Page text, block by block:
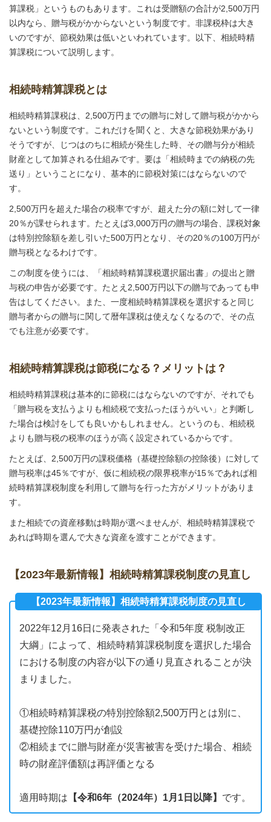
算課税」というものもあります。これは受贈額の合計が2,500万円
以内なら、贈与税がかからないという制度です。非課税枠は大き
いのですが、節税効果は低いといわれています。以下、相続時精
算課税について説明します。
相続時精算課税とは
相続時精算課税は、2,500万円までの贈与に対して贈与税がかから
ないという制度です。これだけを聞くと、大きな節税効果があり
そうですが、じつはのちに相続が発生した時、その贈与分が相続
財産として加算される仕組みです。要は「相続時までの納税の先
送り」ということになり、基本的に節税対策にはならないので
す。
2,500万円を超えた場合の税率ですが、超えた分の額に対して一律
20％が課せられます。たとえば3,000万円の贈与の場合、課税対象
は特別控除額を差し引いた500万円となり、その20％の100万円が
贈与税となるわけです。
この制度を使うには、「相続時精算課税選択届出書」の提出と贈
与税の申告が必要です。たとえ2,500万円以下の贈与であっても申
告はしてください。また、一度相続時精算課税を選択すると同じ
贈与者からの贈与に関して暦年課税は使えなくなるので、その点
でも注意が必要です。
相続時精算課税は節税になる？メリットは？
相続時精算課税は基本的に節税にはならないのですが、それでも
「贈与税を支払うよりも相続税で支払ったほうがいい」と判断し
た場合は検討をしても良いかもしれません。というのも、相続税
よりも贈与税の税率のほうが高く設定されているからです。
たとえば、2,500万円の課税価格（基礎控除額の控除後）に対して
贈与税率は45％ですが、仮に相続税の限界税率が15％であれば相
続時精算課税制度を利用して贈与を行った方がメリットがありま
す。
また相続での資産移動は時期が選べませんが、相続時精算課税で
あれば時期を選んで大きな資産を渡すことができます。
【2023年最新情報】相続時精算課税制度の見直し
【2023年最新情報】相続時精算課税制度の見直し
2022年12月16日に発表された「令和5年度 税制改正
大綱」によって、相続時精算課税制度を選択した場合
における制度の内容が以下の通り見直されることが決
まりました。
①相続時精算課税の特別控除額2,500万円とは別に、
基礎控除110万円が創設
②相続までに贈与財産が災害被害を受けた場合、相続
時の財産評価額は再評価となる
適用時期は 【令和6年（2024年）1月1日以降】 です。